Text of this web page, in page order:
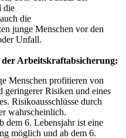
die
die
junge Menschen vor den
Unfall.
der Arbeitskraftabsicherung:
Menschen profitieren von
geringerer Risiken und eines
Risikoausschlüsse durch
wahrscheinlich.
dem 6. Lebensjahr ist eine
möglich und ab dem 6.